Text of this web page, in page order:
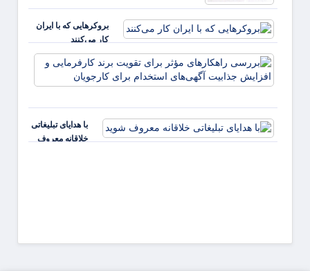
بروکرهایی‌ که با ایران
کار می‌کنند
با هدایای تبلیغاتی
خلاقانه معروف